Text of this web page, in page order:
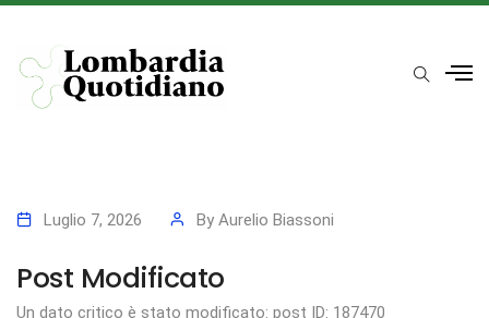
Luglio 7, 2026 By Aurelio Biassoni
Post Modificato
Un dato critico è stato modificato: post ID: 187470